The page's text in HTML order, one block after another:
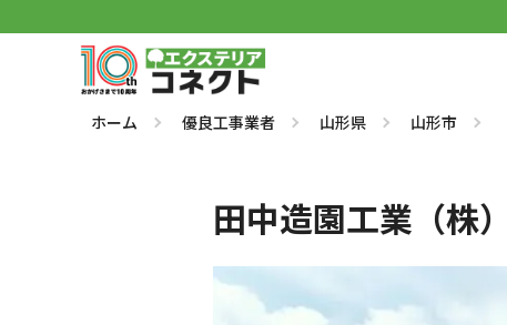
ホーム 優良工事業者 山形県 山形市
田中造園工業（株）